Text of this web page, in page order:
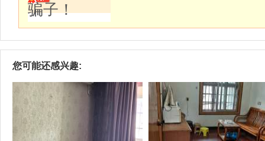
骗子！
您可能还感兴趣: